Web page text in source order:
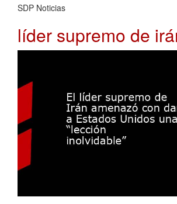
SDP Noticias
líder supremo de